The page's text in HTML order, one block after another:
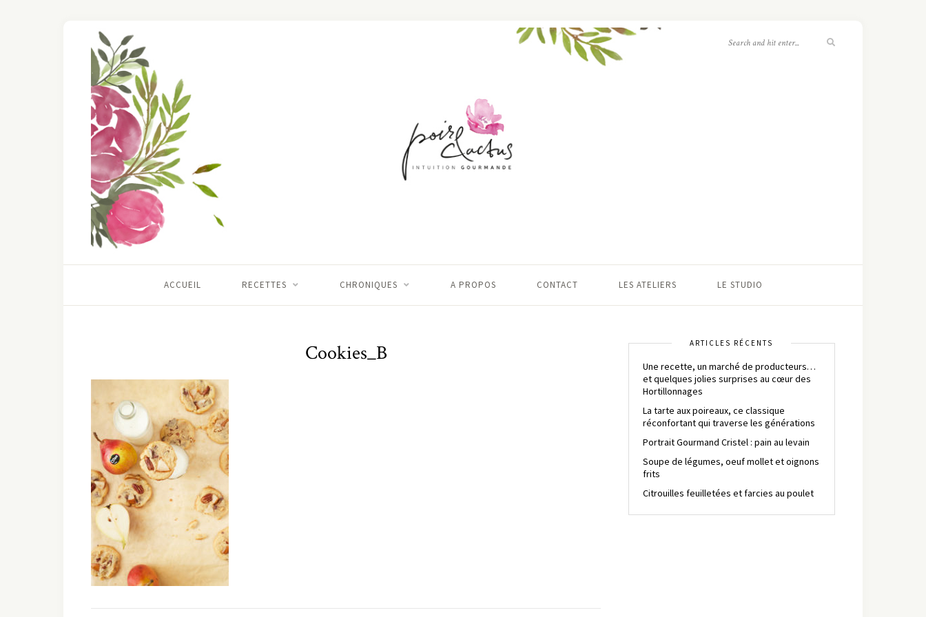
ACCUEIL RECETTES CHRONIQUES A PROPOS CONTACT LES ATELIERS LE STUDIO
Cookies_B ARTICLES RÉCENTS
Une recette, un marché de producteurs…
et quelques jolies surprises au cœur des
Hortillonnages
La tarte aux poireaux, ce classique
réconfortant qui traverse les générations
Portrait Gourmand Cristel : pain au levain
Soupe de légumes, oeuf mollet et oignons
frits
Citrouilles feuilletées et farcies au poulet